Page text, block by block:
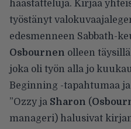
haastatteluja. Kirjaa
työstänyt
edesmenneen Sabbath-
Osbournen olleen
joka oli työn alla jo
Beginning -tapahtumaa
”Ozzy ja Sharon (
manageri) halusivat